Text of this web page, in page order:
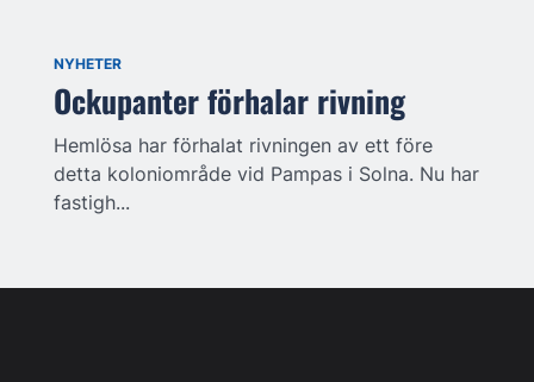
NYHETER
Ockupanter förhalar rivning
Hemlösa har förhalat rivningen av ett före
detta koloniområde vid Pampas i Solna. Nu har
fastigh...